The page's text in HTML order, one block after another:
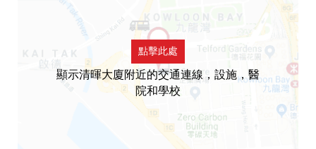
點擊此處
顯示清暉大廈附近的交通連線，設施，醫
院和學校